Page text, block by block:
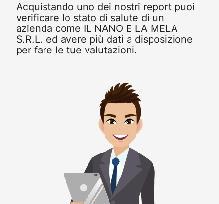
Acquistando uno dei nostri report puoi
verificare lo stato di salute di un
azienda come IL NANO E LA MELA
S.R.L. ed avere più dati a disposizione
per fare le tue valutazioni.